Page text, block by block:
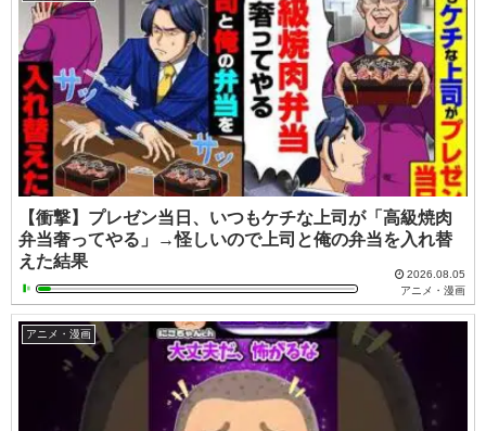
【衝撃】プレゼン当日、いつもケチな上司が「高級焼肉
弁当奢ってやる」→怪しいので上司と俺の弁当を入れ替
えた結果
2026.08.05
アニメ・漫画
アニメ・漫画